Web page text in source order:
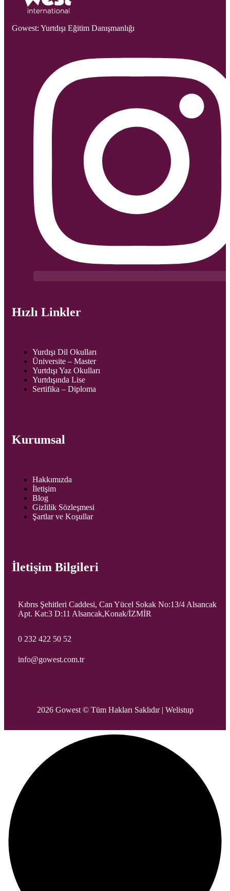
Gowest: Yurtdışı Eğitim Danışmanlığı
Hızlı Linkler
Yurdışı Dil Okulları
Üniversite – Master
Yurtdışı Yaz Okulları
Yurtdışında Lise
Sertifika – Diploma
Kurumsal
Hakkımızda
İletişim
Blog
Gizlilik Sözleşmesi
Şartlar ve Koşullar
İletişim Bilgileri
Kıbrıs Şehitleri Caddesi, Can Yücel Sokak No:13/4 Alsancak
Apt. Kat:3 D:11 Alsancak,Konak/İZMİR
0 232 422 50 52
info@gowest.com.tr
2026 Gowest © Tüm Hakları Saklıdır | Welistup